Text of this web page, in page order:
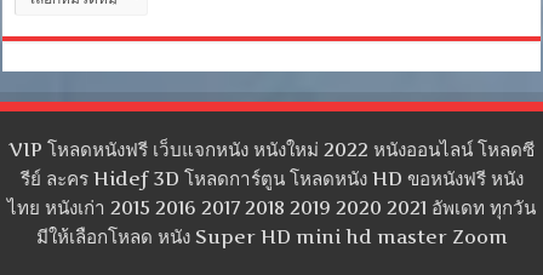
หมู่
VIP โหลดหนังฟรี เว็บแจกหนัง หนังใหม่ 2022 หนังออนไลน์ โหลดซี
รีย์ ละคร Hidef 3D โหลดการ์ตูน โหลดหนัง HD ขอหนังฟรี หนัง
ไทย หนังเก่า 2015 2016 2017 2018 2019 2020 2021 อัพเดท ทุกวัน
มีให้เลือกโหลด หนัง Super HD mini hd master Zoom